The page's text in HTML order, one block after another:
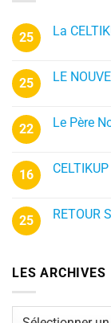
25 La
25 LE
22 Le Père
16
25 RETOUR
LES ARCHIVES
Les